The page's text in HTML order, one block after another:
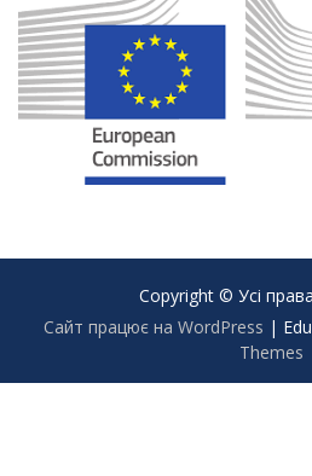
Copyright © Усі
Сайт працює на WordPress |
Themes